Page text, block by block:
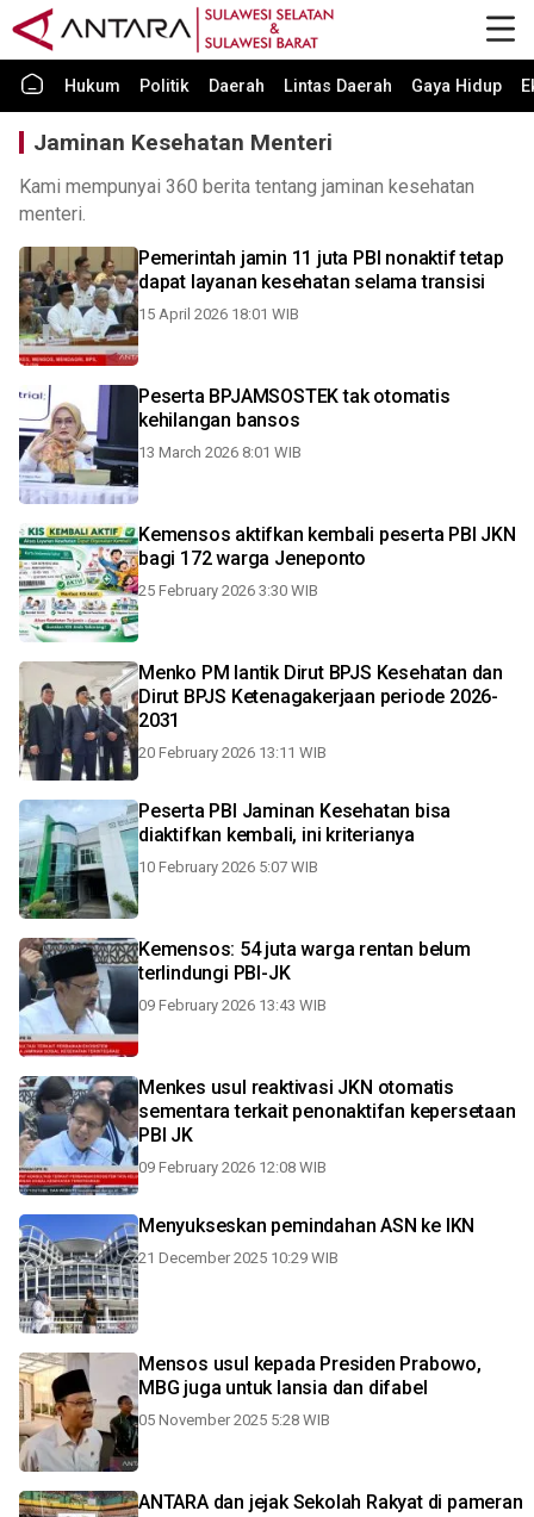
Hukum Politik Daerah Lintas Daerah Gaya Hidup
Jaminan Kesehatan Menteri
Kami mempunyai 360 berita tentang jaminan kesehatan
menteri.
Pemerintah jamin 11 juta PBI nonaktif tetap
dapat layanan kesehatan selama transisi
15 April 2026 18:01 WIB
Peserta BPJAMSOSTEK tak otomatis
kehilangan bansos
13 March 2026 8:01 WIB
Kemensos aktifkan kembali peserta PBI JKN
bagi 172 warga Jeneponto
25 February 2026 3:30 WIB
Menko PM lantik Dirut BPJS Kesehatan dan
Dirut BPJS Ketenagakerjaan periode 2026-
2031
20 February 2026 13:11 WIB
Peserta PBI Jaminan Kesehatan bisa
diaktifkan kembali, ini kriterianya
10 February 2026 5:07 WIB
Kemensos: 54 juta warga rentan belum
terlindungi PBI-JK
09 February 2026 13:43 WIB
Menkes usul reaktivasi JKN otomatis
sementara terkait penonaktifan kepersetaan
PBI JK
09 February 2026 12:08 WIB
Menyukseskan pemindahan ASN ke IKN
21 December 2025 10:29 WIB
Mensos usul kepada Presiden Prabowo,
MBG juga untuk lansia dan difabel
05 November 2025 5:28 WIB
ANTARA dan jejak Sekolah Rakyat di pameran